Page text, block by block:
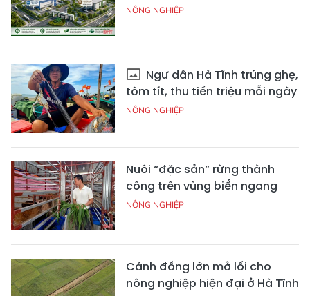
NÔNG NGHIỆP
Ngư dân Hà Tĩnh trúng ghẹ,
tôm tít, thu tiền triệu mỗi ngày
NÔNG NGHIỆP
Nuôi “đặc sản” rừng thành
công trên vùng biển ngang
NÔNG NGHIỆP
Cánh đồng lớn mở lối cho
nông nghiệp hiện đại ở Hà Tĩnh